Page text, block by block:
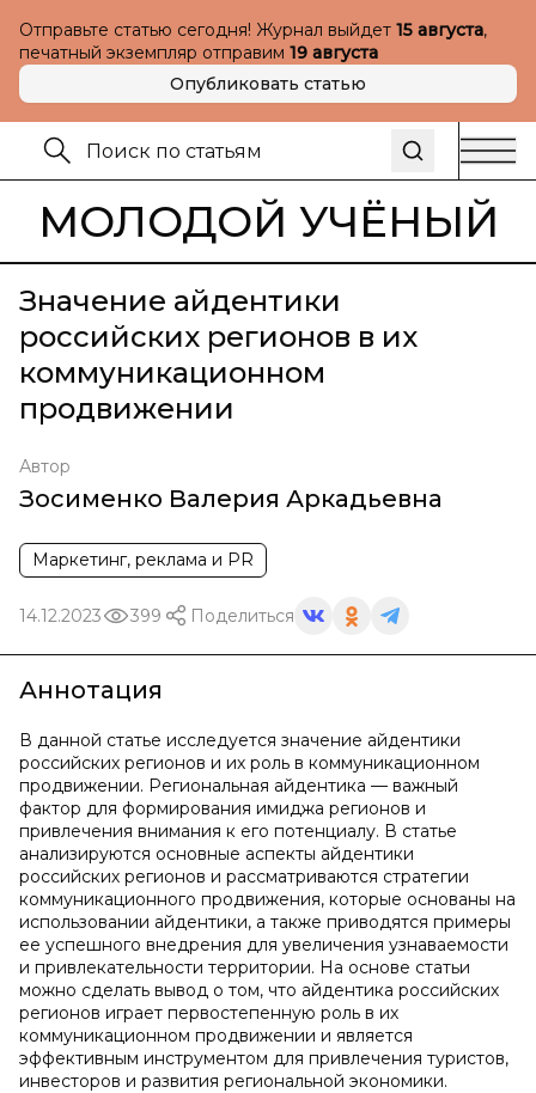
Отправьте статью сегодня! Журнал выйдет 15 августа,
печатный экземпляр отправим 19 августа
Опубликовать статью
МОЛОДОЙ УЧЁНЫЙ
Значение айдентики
российских регионов в их
коммуникационном
продвижении
Автор
Зосименко Валерия Аркадьевна
Маркетинг, реклама и PR
14.12.2023 399 Поделиться
Аннотация
В данной статье исследуется значение айдентики
российских регионов и их роль в коммуникационном
продвижении. Региональная айдентика — важный
фактор для формирования имиджа регионов и
привлечения внимания к его потенциалу. В статье
анализируются основные аспекты айдентики
российских регионов и рассматриваются стратегии
коммуникационного продвижения, которые основаны на
использовании айдентики, а также приводятся примеры
ее успешного внедрения для увеличения узнаваемости
и привлекательности территории. На основе статьи
можно сделать вывод о том, что айдентика российских
регионов играет первостепенную роль в их
коммуникационном продвижении и является
эффективным инструментом для привлечения туристов,
инвесторов и развития региональной экономики.